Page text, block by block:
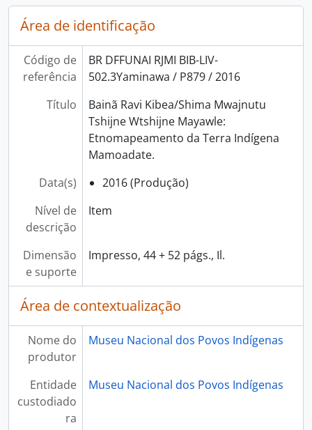
Área de identificação
Código de
referência
BR DFFUNAI RJMI BIB-LIV-
502.3Yaminawa / P879 / 2016
Título
Bainã Ravi Kibea/Shima Mwajnutu
Tshijne Wtshijne Mayawle:
Etnomapeamento da Terra Indígena
Mamoadate.
Data(s)
2016 (Produção)
Nível de
descrição
Item
Dimensão
e suporte
Impresso, 44 + 52 págs., Il.
Área de contextualização
Nome do
produtor
Museu Nacional dos Povos Indígenas
Entidade
custodiado
ra
Museu Nacional dos Povos Indígenas